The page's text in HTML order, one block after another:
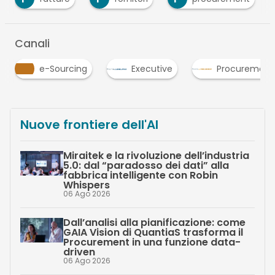
Canali
Executive Procurement
Nuove frontiere dell'AI
Miraitek e la rivoluzione dell’industria
5.0: dal “paradosso dei dati” alla
fabbrica intelligente con Robin
Whispers
06 Ago 2026
Dall’analisi alla pianificazione: come
GAIA Vision di QuantiaS trasforma il
Procurement in una funzione data-
driven
06 Ago 2026